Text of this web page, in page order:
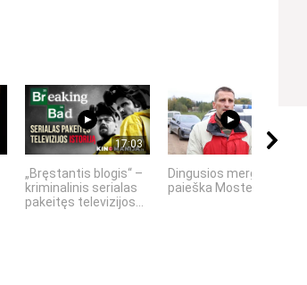
17:03
„Bręstantis blogis“ –
kriminalinis serialas
pakeitęs televizijos...
01:12
Dingusios mergaitės
paieška Mosteikiuose